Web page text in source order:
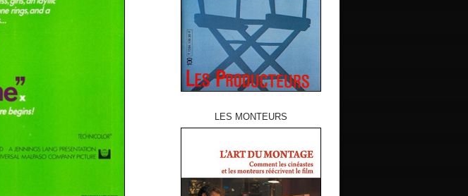
LES MONTEURS